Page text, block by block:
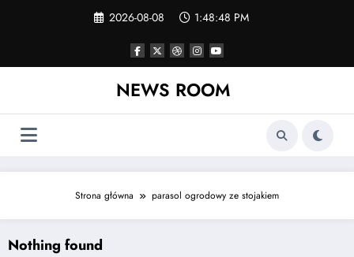
2026-08-08 1:48:48 PM
NEWS ROOM
Strona główna parasol ogrodowy ze stojakiem
Nothing found